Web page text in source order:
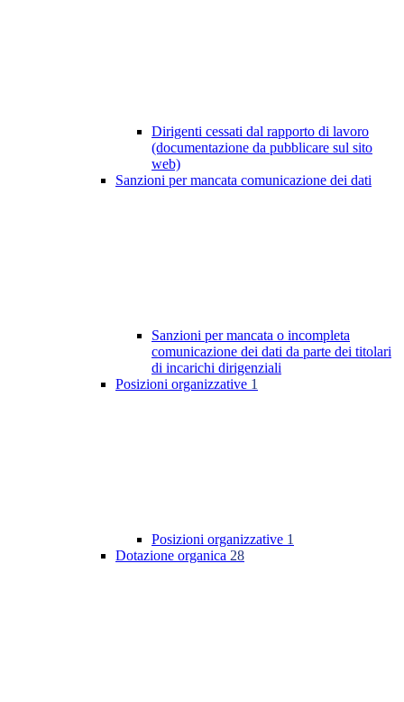
Dirigenti cessati dal rapporto di lavoro
(documentazione da pubblicare sul sito
web)
Sanzioni per mancata comunicazione dei dati
Sanzioni per mancata o incompleta
comunicazione dei dati da parte dei titolari
di incarichi dirigenziali
Posizioni organizzative 1
Posizioni organizzative 1
Dotazione organica 28